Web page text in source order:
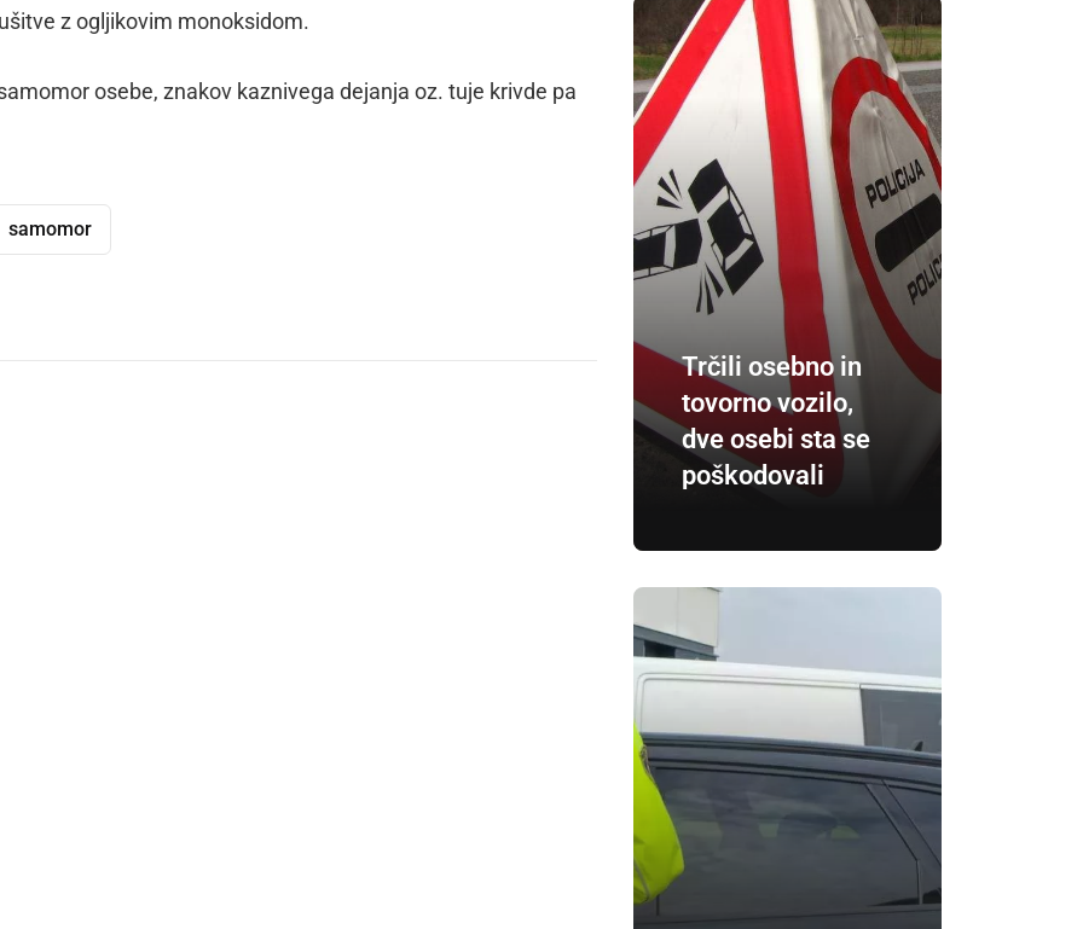
z ogljikovim monoksidom.
osebe, znakov kaznivega dejanja oz. tuje krivde pa
samomor
Trčili osebno in
tovorno vozilo,
dve osebi sta se
poškodovali